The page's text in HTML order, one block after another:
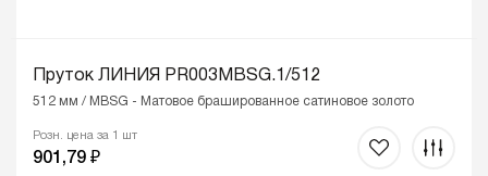
Пруток ЛИНИЯ PR003MBSG.1/512
512 мм / MBSG - Матовое брашированное сатиновое золото
Розн. цена за 1 шт
901,79 ₽